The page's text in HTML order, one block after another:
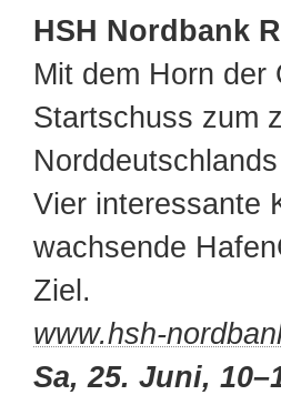
HSH Nordbank
Mit dem Horn der
Startschuss zum
Vier interessante
wachsende
Ziel.
www.hsh-
Sa, 25. Juni,